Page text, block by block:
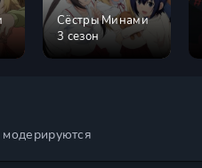
Сёстры Минами
3 сезон